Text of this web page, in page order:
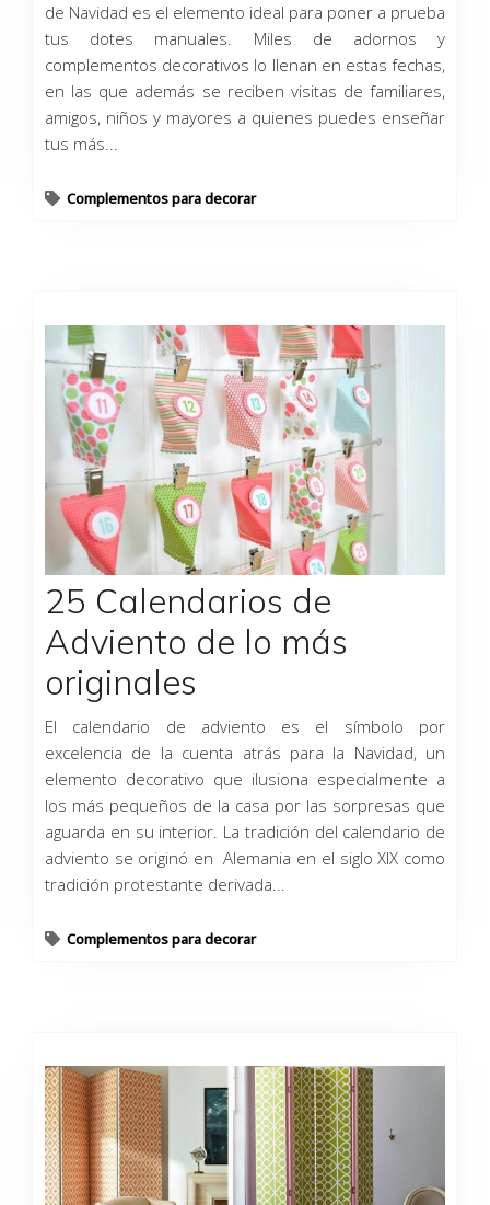
de Navidad es el elemento ideal para poner a prueba
tus dotes manuales. Miles de adornos y
complementos decorativos lo llenan en estas fechas,
en las que además se reciben visitas de familiares,
amigos, niños y mayores a quienes puedes enseñar
tus más...
Complementos para decorar
25 Calendarios de
Adviento de lo más
originales
El calendario de adviento es el símbolo por
excelencia de la cuenta atrás para la Navidad, un
elemento decorativo que ilusiona especialmente a
los más pequeños de la casa por las sorpresas que
aguarda en su interior. La tradición del calendario de
adviento se originó en Alemania en el siglo XIX como
tradición protestante derivada...
Complementos para decorar